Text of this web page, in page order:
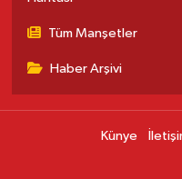
Tüm Manşetler
Haber Arşivi
Künye